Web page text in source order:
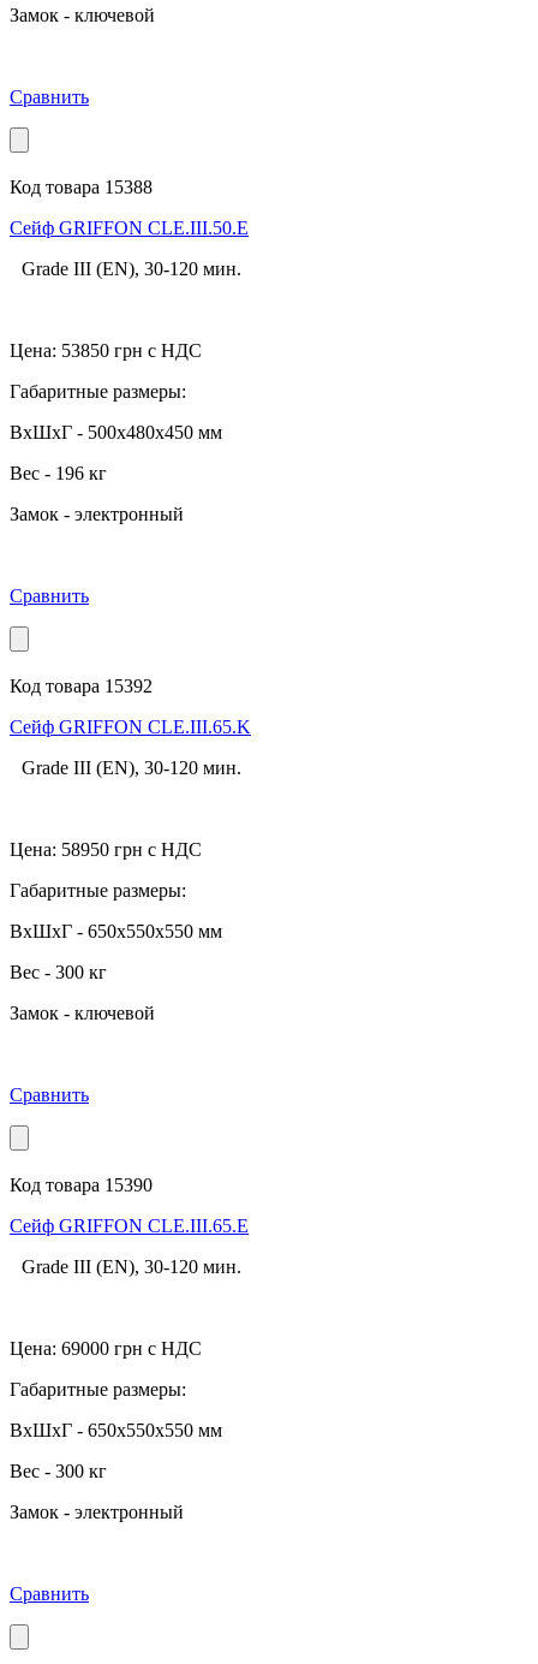
Замок - ключевой
Сравнить
Код товара 15388
Cейф GRIFFON CLE.III.50.E
Grade III (EN), 30-120 мин.
Цена: 53850 грн с НДС
Габаритные размеры:
ВхШхГ - 500x480x450 мм
Вес - 196 кг
Замок - электронный
Сравнить
Код товара 15392
Cейф GRIFFON CLE.III.65.K
Grade III (EN), 30-120 мин.
Цена: 58950 грн с НДС
Габаритные размеры:
ВхШхГ - 650x550x550 мм
Вес - 300 кг
Замок - ключевой
Сравнить
Код товара 15390
Cейф GRIFFON CLE.III.65.E
Grade III (EN), 30-120 мин.
Цена: 69000 грн с НДС
Габаритные размеры:
ВхШхГ - 650x550x550 мм
Вес - 300 кг
Замок - электронный
Сравнить